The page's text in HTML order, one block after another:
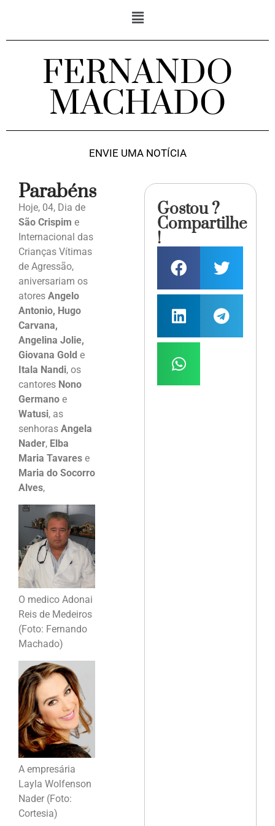
FERNANDO
MACHADO
ENVIE UMA NOTÍCIA
Parabéns
Hoje, 04, Dia de
São Crispim e
Internacional das
Crianças Vítimas
de Agressão,
aniversariam os
atores Angelo
Antonio, Hugo
Carvana,
Angelina Jolie,
Giovana Gold e
Itala Nandi, os
cantores Nono
Germano e
Watusi, as
senhoras Angela
Nader, Elba
Maria Tavares e
Maria do Socorro
Alves,
O medico Adonai
Reis de Medeiros
(Foto: Fernando
Machado)
A empresária
Layla Wolfenson
Nader (Foto:
Cortesia)
Gostou ?
Compartilhe
!